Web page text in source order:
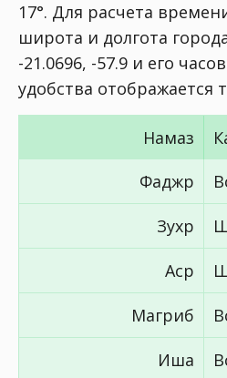
17°. Для расчета
широта и долгота
-21.0696, -57.9 и его
удобства отображается
Намаз
Фаджр
Зухр
Аср
Магриб
Иша